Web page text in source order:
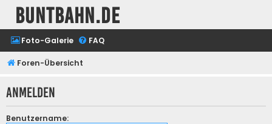
buntbahn.de
Foto-Galerie FAQ
Foren-Übersicht
Anmelden
Benutzername: